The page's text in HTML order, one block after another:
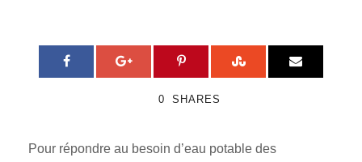
0 SHARES
Pour répondre au besoin d’eau potable des